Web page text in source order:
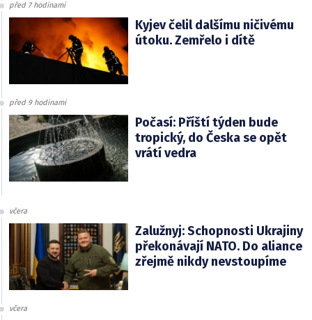
před 7 hodinami
Kyjev čelil dalšímu ničivému
útoku. Zemřelo i dítě
před 9 hodinami
Počasí: Příští týden bude
tropický, do Česka se opět
vrátí vedra
včera
Zalužnyj: Schopnosti Ukrajiny
překonávají NATO. Do aliance
zřejmě nikdy nevstoupíme
včera